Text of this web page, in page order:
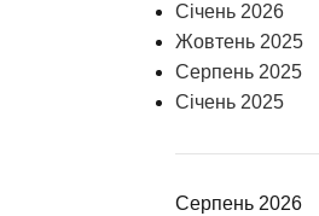
Січень 2026
Жовтень 2025
Серпень 2025
Січень 2025
Серпень 2026